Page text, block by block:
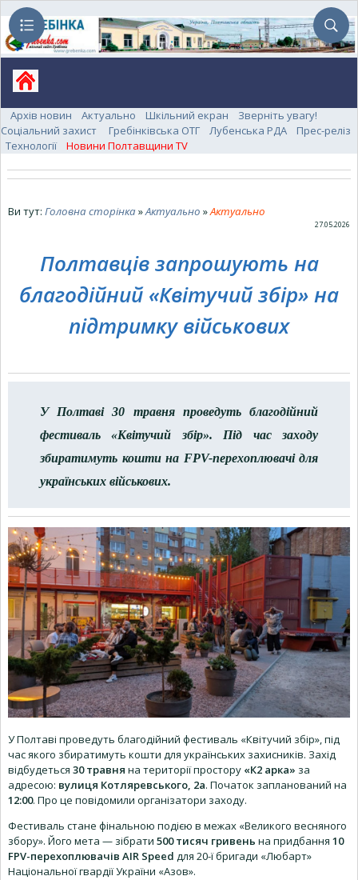
Архів новин Актуально Шкільний екран
Зверніть увагу!
Соціальний захист
Гребінківська ОТГ Лубенська РДА
Прес-реліз
Технології
Новини Полтавщини TV
Ви тут: Головна сторінка»Актуально »Актуально
27.05.2026
Полтавців запрошують на
благодійний «Квітучий збір» на
підтримку військових
У Полтаві 30 травня проведуть благодійний
фестиваль «Квітучий збір». Під час заходу
збиратимуть кошти на FPV-перехоплювачі для
українських військових.
У Полтаві проведуть благодійний фестиваль «Квітучий збір», під
час якого збиратимуть кошти для українських захисників. Захід
відбудеться 30 травня на території простору «К2 арка» за
адресою: вулиця Котляревського, 2а. Початок запланований на
12:00. Про це повідомили організатори заходу.
Фестиваль стане фінальною подією в межах «Великого весняного
збору». Його мета — зібрати 500 тисяч гривень на придбання 10
FPV-перехоплювачів AIR Speed для 20-ї бригади «Любарт»
Національної гвардії України «Азов».